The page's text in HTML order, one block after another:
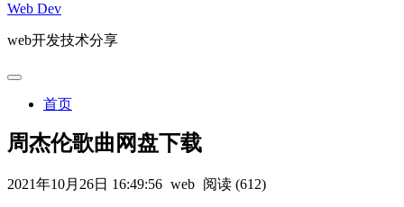
Web Dev
web开发技术分享
首页
周杰伦歌曲网盘下载
2021年10月26日 16:49:56 web 阅读 (612)